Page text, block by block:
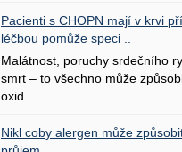
Pacienti s CHOPN mají v krvi
léčbou pomůže speci ..
Malátnost, poruchy srdečního
smrt – to všechno může
oxid ..
Nikl coby alergen může